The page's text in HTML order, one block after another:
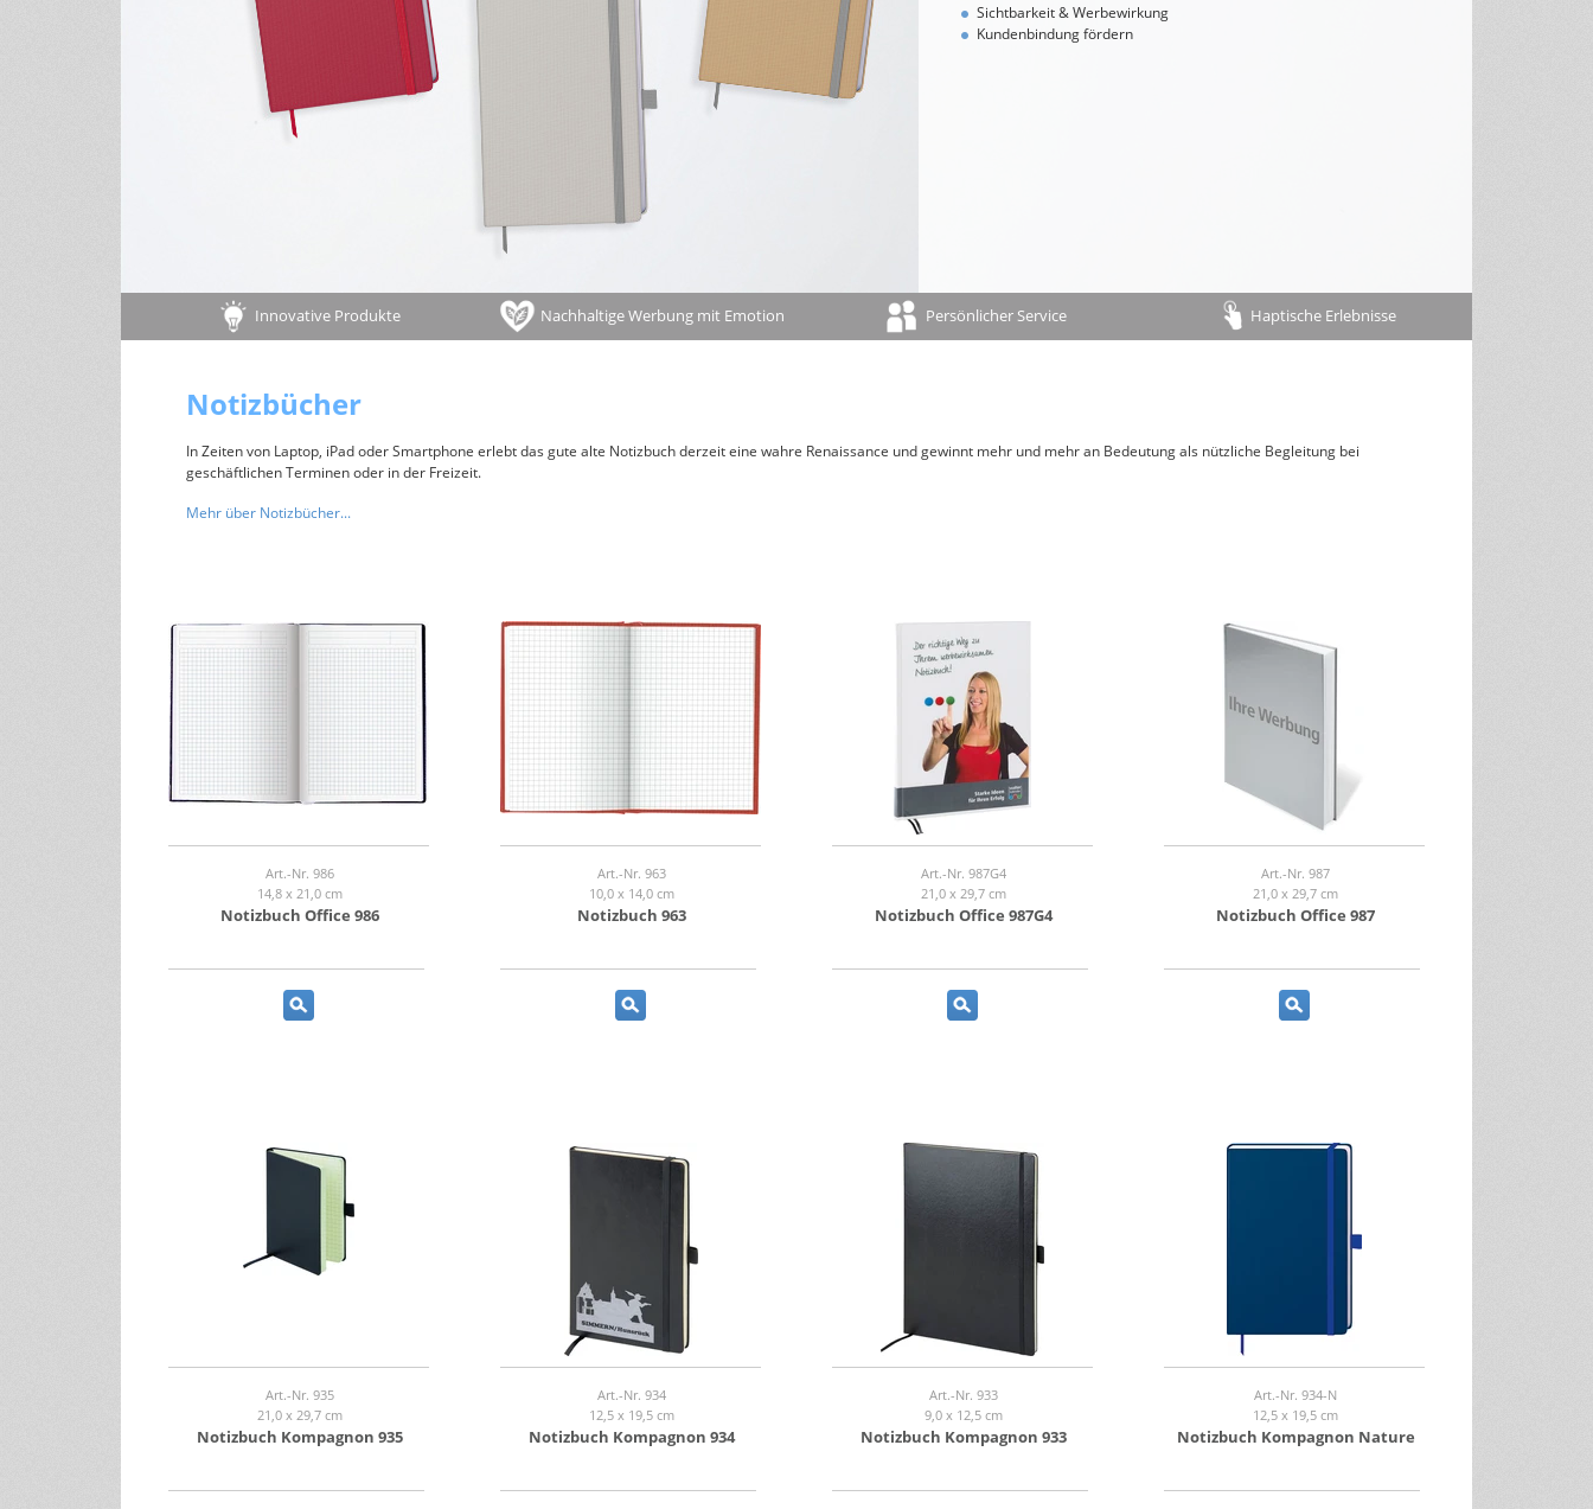
andere Größen
Tipps für ein gesundes Leben
Haushaltstipps
Ferientermine
Namenstage
100-jähriger Kalender
Bauernregeln/-weisheiten
Gedenktage
Feiertage und Jahresübersicht auf der Rückwand
Rückseitentexte
Sichtbarkeit & Werbewirkung
Kundenbindung fördern
Innovative Produkte Nachhaltige Werbung mit Emotion Persönlicher Service Haptische Erlebnisse
Notizbücher
In Zeiten von Laptop, iPad oder Smartphone erlebt das gute alte Notizbuch derzeit eine wahre Renaissance und gewinnt mehr und mehr an Bedeutung als nützliche Begleitung bei
geschäftlichen Terminen oder in der Freizeit.
Mehr über Notizbücher...
Art.-Nr. 986
14,8 x 21,0 cm
Notizbuch Office 986
Art.-Nr. 963
10,0 x 14,0 cm
Notizbuch 963
Art.-Nr. 987G4
21,0 x 29,7 cm
Notizbuch Office 987G4
Art.-Nr. 987
21,0 x 29,7 cm
Notizbuch Office 987
Art.-Nr. 935
21,0 x 29,7 cm
Notizbuch Kompagnon 935
Art.-Nr. 934
12,5 x 19,5 cm
Notizbuch Kompagnon 934
Art.-Nr. 933
9,0 x 12,5 cm
Notizbuch Kompagnon 933
Art.-Nr. 934-N
12,5 x 19,5 cm
Notizbuch Kompagnon Nature